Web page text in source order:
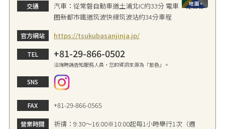
交通
汽車：從常磐自動車道土浦北IC約33分 電車：從首都
圈新都市鐵道筑波快線筑波站約34分車程
官方網站 https://tsukubasanjinja.jp/
TEL +81-29-866-0502
洽詢時請告知服務人員，您的資訊來源為「旅色」。
SNS
FAX +81-29-866-0565
營業時間
祈禱：9:30～16:00※10:00起每1小時舉行1次（週